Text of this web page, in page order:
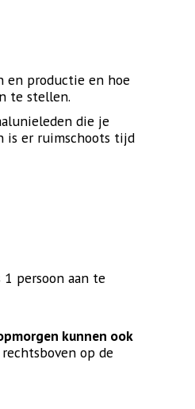
en productie en hoe
te stellen.
die je
is er ruimschoots tijd
persoon aan te
kunnen ook
op de